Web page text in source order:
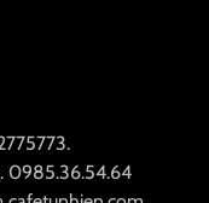
. 0985.36.54.64